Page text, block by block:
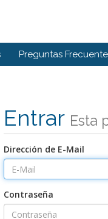
Preguntas
Entrar Esta
Dirección de E-Mail
Contraseña